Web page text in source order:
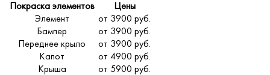
Покраска элементов
Цены
Элемент
от 3900 руб.
Бампер
от 3900 руб.
Переднее крыло
от 3900 руб.
Капот
от 4900 руб.
Крыша
от 5900 руб.